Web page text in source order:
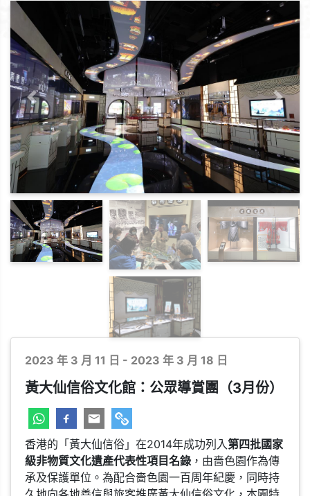
上一頁 下一頁
2023 年 3 月 11 日 - 2023 年 3 月 18 日
黃大仙信俗文化館：公眾導賞團（3月份）
香港的「黃大仙信俗」在2014年成功列入第四批國家
級非物質文化遺產代表性項目名錄 ，由嗇色園作為傳
承及保護單位。為配合嗇色園一百周年紀慶，同時持